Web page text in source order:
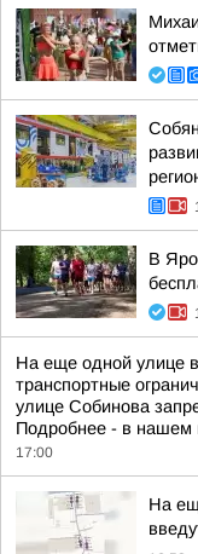
В
На еще одной улице
транспортные
улице Собинова
Подробнее - в нашем
17:00
На